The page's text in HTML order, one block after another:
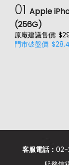
01 Apple
(256G)
原廠建議售價:
門市破盤價:
客服電話： 02-